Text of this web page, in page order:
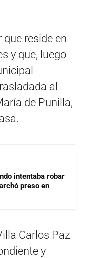
reside en
y que, luego
al
de Punilla,
intentaba robar
preso en
Carlos Paz
y